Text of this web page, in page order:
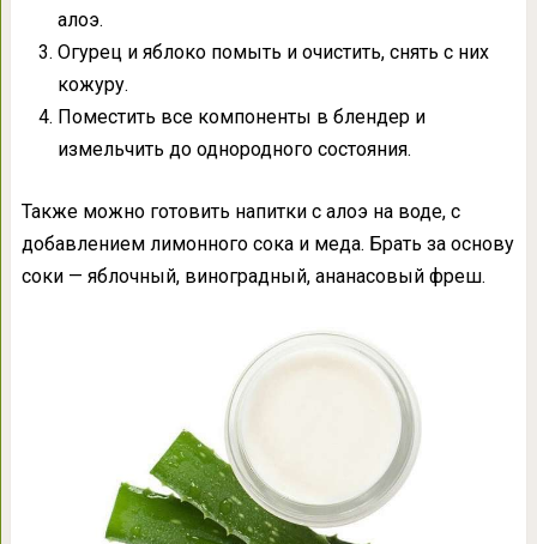
алоэ.
Огурец и яблоко помыть и очистить, снять с них
кожуру.
Поместить все компоненты в блендер и
измельчить до однородного состояния.
Также можно готовить напитки с алоэ на воде, с
добавлением лимонного сока и меда. Брать за основу
соки — яблочный, виноградный, ананасовый фреш.